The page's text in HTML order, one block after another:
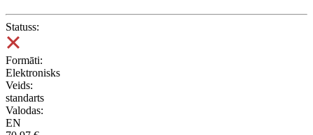
Statuss:
Formāti:
Elektronisks
Veids:
standarts
Valodas:
EN